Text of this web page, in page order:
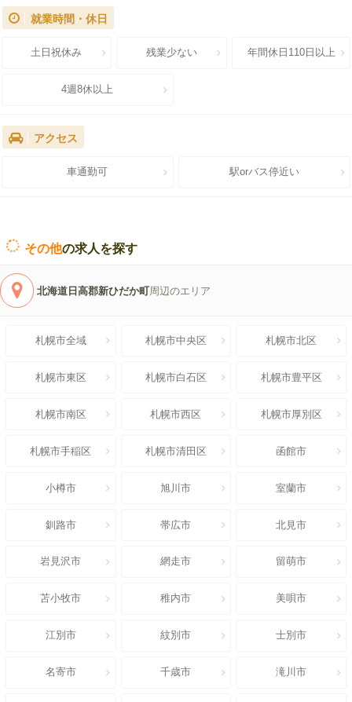
就業時間・休日
土日祝休み 残業少ない 年間休日110日以上
4週8休以上
アクセス
車通勤可 駅orバス停近い
その他の求人を探す
北海道日高郡新ひだか町周辺のエリア
札幌市全域 札幌市中央区 札幌市北区
札幌市東区 札幌市白石区 札幌市豊平区
札幌市南区 札幌市西区 札幌市厚別区
札幌市手稲区 札幌市清田区 函館市
小樽市 旭川市 室蘭市
釧路市 帯広市 北見市
岩見沢市 網走市 留萌市
苫小牧市 稚内市 美唄市
江別市 紋別市 士別市
名寄市 千歳市 滝川市